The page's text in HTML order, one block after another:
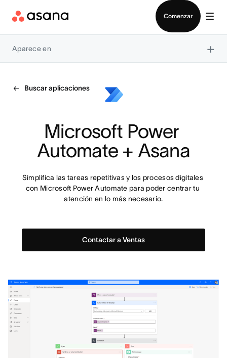
Comenzar
Aparece en ×
Buscar aplicaciones
Microsoft Power
Automate + Asana
Simplifica las tareas repetitivas y los procesos digitales
con Microsoft Power Automate para poder centrar tu
atención en lo más necesario.
Contactar a Ventas